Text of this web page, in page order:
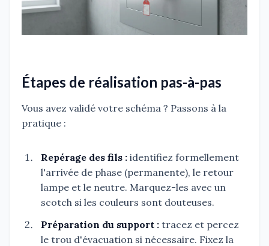
Étapes de réalisation pas-à-pas
Vous avez validé votre schéma ? Passons à la
pratique :
Repérage des fils : identifiez formellement
l'arrivée de phase (permanente), le retour
lampe et le neutre. Marquez-les avec un
scotch si les couleurs sont douteuses.
Préparation du support : tracez et percez
le trou d'évacuation si nécessaire. Fixez la